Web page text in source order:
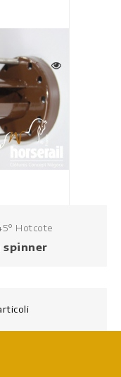
Hotcote